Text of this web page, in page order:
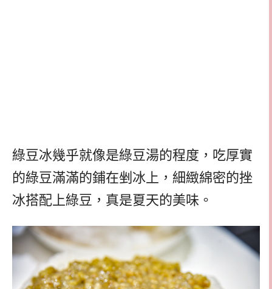
綠豆冰幾乎就像是綠豆湯的程度，吃厚實
的綠豆滿滿的鋪在剉冰上，細緻綿密的挫
冰搭配上綠豆，真是夏天的美味。